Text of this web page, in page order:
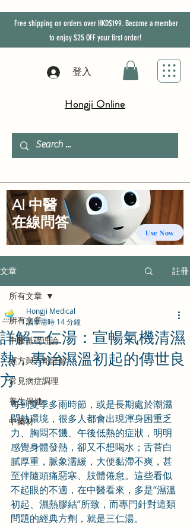
Free shipping on orders over HKD$199. Become a member
to enjoy$25 OFFyour first order!
登入
Hongji Online
文章 註冊
所有文章
中醫基礎理論
經方與方劑詳解
常見病症調理
養生保健
中藥材
所有文章
詳解三仁湯：宣暢氣機清濕
熱，專治濕溫初起的傳世良
方
Hongji Medical
讀畢需時 14 分鐘
每到夏季多雨時節，或是長期處於潮濕
悶熱環境，很多人都會出現渾身困重乏
力、胸悶不饑、午後低熱的症狀，明明
感覺身體發熱，卻又不想喝水；舌苔白
膩厚重，脈象濡緩，大便黏滯不爽，甚
至伴隨頭痛惡寒、肢體倦怠。這些看似
不起眼的不適，在中醫看來，多是“濕溫
初起、濕熱膠結”所致，而專門針對這類
問題的經典方劑，就是三仁湯。
Use Now
AI 中醫
​在線問答